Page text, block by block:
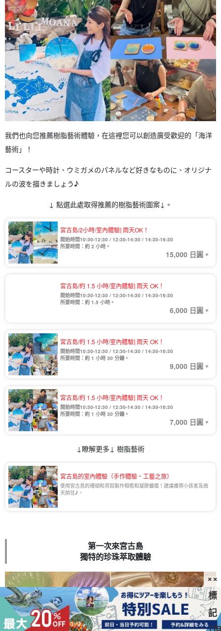
我們也向您推薦樹脂藝術體驗，在這裡您可以創造廣受歡迎的「海洋
藝術」！
コースターや時計、ウミガメのパネルなど好きなものに、オリジナ
ルの波を描きましょう♪
↓ 點選此處取得推薦的樹脂藝術圖案↓。
宮古島/2小時/室內體驗] 雨天OK！
開始時間10:30-12:30 / 12:30-14:30 / 14:30-16:30
所要時間：約 2 小時。
15,000 日圓。
宮古島/約 1.5 小時/室內體驗] 雨天 OK！
開始時間10:30-12:30 / 12:30-14:30 / 14:30-16:30
所要時間：約 1.5 小時。
6,000 日圓。
宮古島/約 1.5 小時/室內體驗] 雨天 OK！
開始時間10:30-12:30 / 12:30-14:30 / 14:30-16:30
所要時間：約 1 小時 30 分鐘。
9,000 日圓。
宮古島/約 1.5 小時/室內體驗] 雨天 OK！
開始時間10:30-12:30 / 12:30-14:30 / 14:30-16:30
所要時間：約 1 小時 30 分鐘。
7,000 日圓。
↓瞭解更多↓ 樹脂藝術
宮古島的室內體驗（手作體驗・工藝之旅）
使用宮古島的珊瑚和貝殼製作相框和凝膠蠟燭！建議攜帶小孩者及雨
天前往♪。
第一次來宮古島
獨特的珍珠萃取體驗
××
標
記